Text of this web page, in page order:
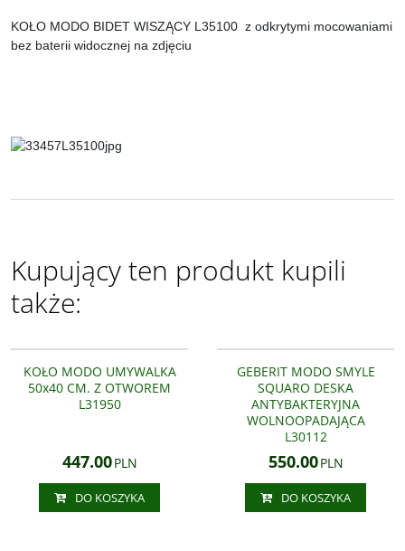
KOŁO MODO BIDET WISZĄCY L35100 z odkrytymi mocowaniami
bez baterii widocznej na zdjęciu
Kupujący ten produkt kupili
także:
KOŁO MODO UMYWALKA
50x40 CM. Z OTWOREM
L31950
447.00PLN
DO KOSZYKA
GEBERIT MODO SMYLE
SQUARO DESKA
ANTYBAKTERYJNA
WOLNOOPADAJĄCA
L30112
550.00PLN
DO KOSZYKA